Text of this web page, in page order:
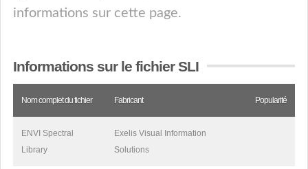
informations sur cette page.
Informations sur le fichier SLI
Nom complet du fichier Fabricant Popularité
ENVI Spectral
Library
Exelis Visual Information
Solutions